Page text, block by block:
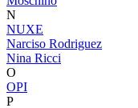
N
NUXE
Narciso Rodriguez
Nina Ricci
O
OPI
P